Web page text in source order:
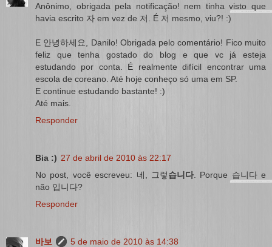
Anônimo, obrigada pela notificação! nem tinha visto que
havia escrito 자 em vez de 저. É 저 mesmo, viu?! :)
E 안녕하세요, Danilo! Obrigada pelo comentário! Fico muito
feliz que tenha gostado do blog e que vc já esteja
estudando por conta. É realmente difícil encontrar uma
escola de coreano. Até hoje conheço só uma em SP.
E continue estudando bastante! :)
Até mais.
Responder
Bia :) 27 de abril de 2010 às 22:17
No post, você escreveu: 네, 그렇습니다. Porque 습니다 e
não 입니다?
Responder
바보
5 de maio de 2010 às 14:38